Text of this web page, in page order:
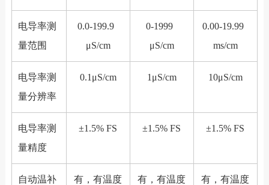
电导率测
量范围
0.0-199.9
μS/cm
0-1999
μS/cm
0.00-19.99
ms/cm
电导率测
量分辨率
0.1μS/cm 1μS/cm 10μS/cm
电导率测
量精度
±1.5% FS ±1.5% FS ±1.5% FS
自动温补
有，有温度
有，有温度
有，有温度